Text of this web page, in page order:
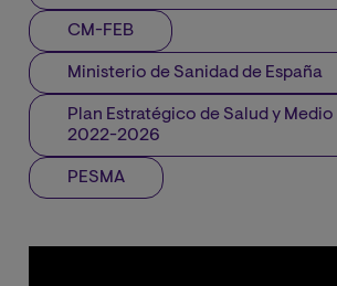
CM-FEB
Ministerio de Sanidad de España
Plan Estratégico de Salud y
2022-2026
PESMA